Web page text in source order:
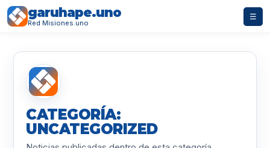
garuhape.uno
Red Misiones.uno
☰
CATEGORÍA:
UNCATEGORIZED